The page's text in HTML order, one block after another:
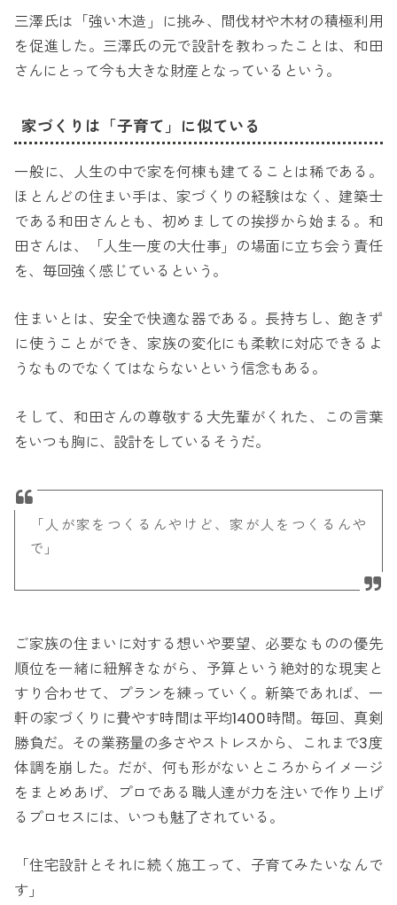
三澤氏は「強い木造」に挑み、間伐材や木材の積極利用
を促進した。三澤氏の元で設計を教わったことは、和田
さんにとって今も大きな財産となっているという。
家づくりは「子育て」に似ている
一般に、人生の中で家を何棟も建てることは稀である。
ほとんどの住まい手は、家づくりの経験はなく、建築士
である和田さんとも、初めましての挨拶から始まる。和
田さんは、「人生一度の大仕事」の場面に立ち会う責任
を、毎回強く感じているという。
住まいとは、安全で快適な器である。長持ちし、飽きず
に使うことができ、家族の変化にも柔軟に対応できるよ
うなものでなくてはならないという信念もある。
そして、和田さんの尊敬する大先輩がくれた、この言葉
をいつも胸に、設計をしているそうだ。
「人が家をつくるんやけど、家が人をつくるんや
で」
ご家族の住まいに対する想いや要望、必要なものの優先
順位を一緒に紐解きながら、予算という絶対的な現実と
すり合わせて、プランを練っていく。新築であれば、一
軒の家づくりに費やす時間は平均1400時間。毎回、真剣
勝負だ。その業務量の多さやストレスから、これまで3度
体調を崩した。だが、何も形がないところからイメージ
をまとめあげ、プロである職人達が力を注いで作り上げ
るプロセスには、いつも魅了されている。
「住宅設計とそれに続く施工って、子育てみたいなんで
す」